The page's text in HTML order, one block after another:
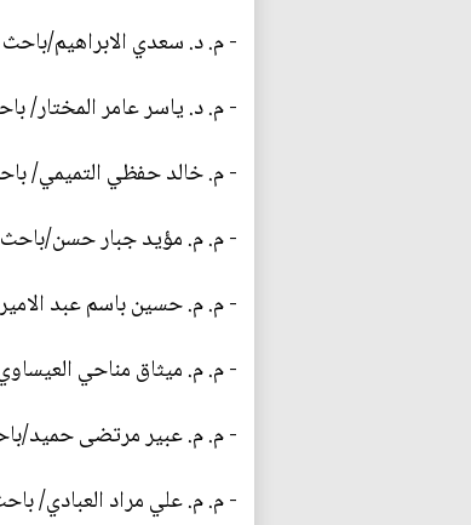
- م. د. سعدي الابراهيم/
- م. د. ياسر عامر المختار/
- م. خالد حفظي التميمي/
- م. م. مؤيد جبار حسن/باحث
- م. م. حسين باسم عبد
- م. م. ميثاق مناحي
- م. م. عبير مرتضى حميد/
- م. م. علي مراد العبادي/